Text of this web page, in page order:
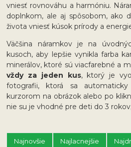
vniesť rovnováhu a harmóniu.
doplnkom, ale aj spôsobom, ako
života vniesť kúsok prírody a
Väčšina náramkov je na
kusoch, aby lepšie vynikla farba
minerálov, ktoré sú viacfarebné a
vždy za jeden kus, ktorý je
fotografii, ktorá sa
kurzorom na obrázok alebo po
nie su je vhodné pre deti do 3
Najnovšie Najlacnejšie